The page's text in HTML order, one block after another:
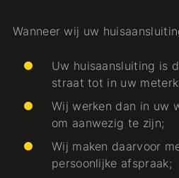
Wanneer wij uw
Uw huisaansluiting is
straat tot in uw
Wij werken dan in uw
om aanwezig te zijn;
Wij maken daarvoor
persoonlijke afspraak;